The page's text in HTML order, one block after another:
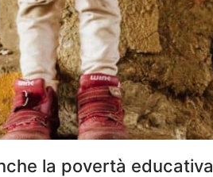
la povertà educativa